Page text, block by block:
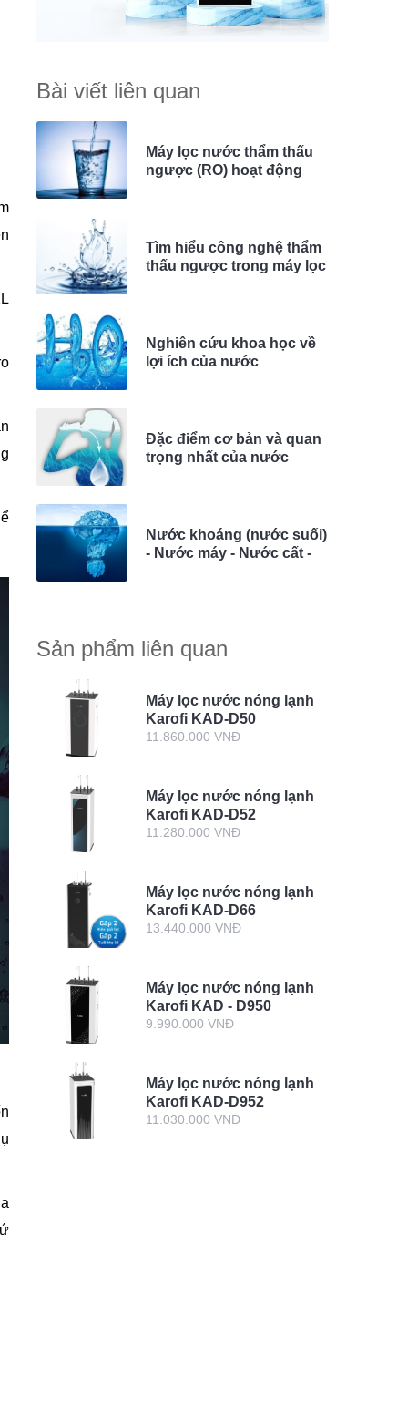
Bài viết liên quan
Máy lọc nước thẩm thấu
ngược (RO) hoạt động
Tìm hiểu công nghệ thẩm
thấu ngược trong máy lọc
Nghiên cứu khoa học về
lợi ích của nước
Đặc điểm cơ bản và quan
trọng nhất của nước
Nước khoáng (nước suối)
- Nước máy - Nước cất -
Sản phẩm liên quan
Máy lọc nước nóng lạnh
Karofi KAD-D50
11.860.000 VNĐ
Máy lọc nước nóng lạnh
Karofi KAD-D52
11.280.000 VNĐ
Máy lọc nước nóng lạnh
Karofi KAD-D66
13.440.000 VNĐ
Máy lọc nước nóng lạnh
Karofi KAD - D950
9.990.000 VNĐ
Máy lọc nước nóng lạnh
Karofi KAD-D952
11.030.000 VNĐ